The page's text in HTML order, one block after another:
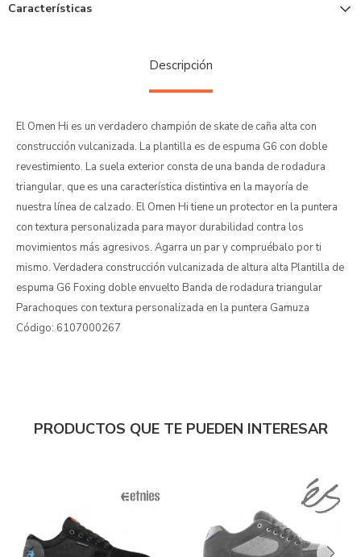
Características
Descripción
El Omen Hi es un verdadero champión de skate de caña alta con
construcción vulcanizada. La plantilla es de espuma G6 con doble
revestimiento. La suela exterior consta de una banda de rodadura
triangular, que es una característica distintiva en la mayoría de
nuestra línea de calzado. El Omen Hi tiene un protector en la puntera
con textura personalizada para mayor durabilidad contra los
movimientos más agresivos. Agarra un par y compruébalo por ti
mismo. Verdadera construcción vulcanizada de altura alta Plantilla de
espuma G6 Foxing doble envuelto Banda de rodadura triangular
Parachoques con textura personalizada en la puntera Gamuza
Código: 6107000267
PRODUCTOS QUE TE PUEDEN INTERESAR